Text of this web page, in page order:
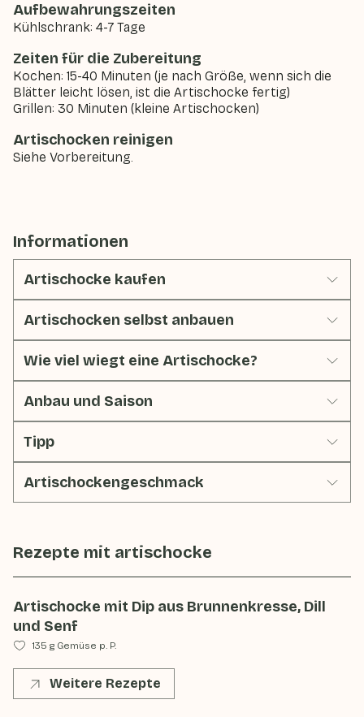
Aufbewahrungszeiten
Kühlschrank: 4-7 Tage
Zeiten für die Zubereitung
Kochen: 15-40 Minuten (je nach Größe, wenn sich die
Blätter leicht lösen, ist die Artischocke fertig)
Grillen: 30 Minuten (kleine Artischocken)
Artischocken reinigen
Siehe Vorbereitung.
Informationen
Artischocke kaufen
Artischocken selbst anbauen
Wie viel wiegt eine Artischocke?
Anbau und Saison
Tipp
Artischockengeschmack
Rezepte mit artischocke
Artischocke mit Dip aus Brunnenkresse, Dill
und Senf
135 g Gemüse p. P.
Weitere Rezepte